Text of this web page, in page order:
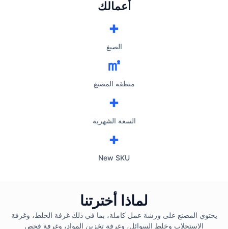
أعمالك
الصيغ
+
منطقة المصنع
㎡
السعة الشهرية
+
New SKU
+
لماذا أخترتنا
يحتوي المصنع على ورشة عمل كاملة، بما في ذلك غرفة الخلط، وغرفة
الاستحلاب وخلط السوائل، وغرفة تخزين المواد، وغرفة فحص